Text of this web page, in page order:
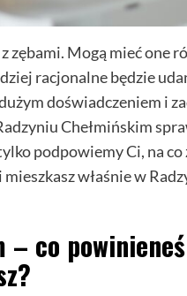
zębami. Mogą mieć one
racjonalne będzie
doświadczeniem i
Chełmińskim
podpowiemy Ci, na
właśnie w
co